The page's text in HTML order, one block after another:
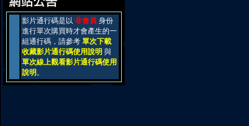
影片通行碼是以 非會員 身份
進行單次購買時才會產生的一
組通行碼，請參考 單次下載
收藏影片通行碼使用說明 與
單次線上觀看影片通行碼使用
說明 。